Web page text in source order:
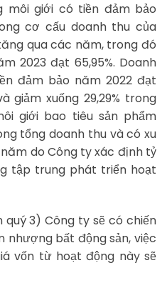
môi giới có tiền đảm bảo
cơ cấu doanh thu của
qua các năm, trong đó
2023 đạt 65,95%. Doanh
đảm bảo năm 2022 đạt
giảm xuống 29,29% trong
giới bao tiêu sản phẩm
tổng doanh thu và có xu
do Công ty xác định tỷ
tập trung phát triển hoạt
3) Công ty sẽ có chiến
bất động sản, việc
vốn từ hoạt động này sẽ